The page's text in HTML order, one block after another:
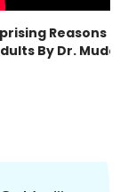
Reasons
By Dr.